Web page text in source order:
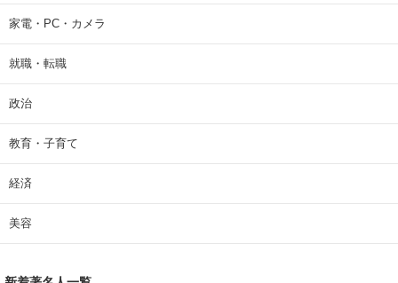
家電・PC・カメラ
就職・転職
政治
教育・子育て
経済
美容